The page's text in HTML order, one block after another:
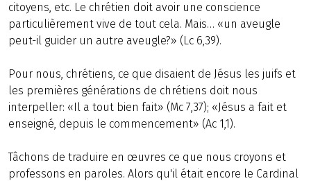
citoyens, etc. Le chrétien doit avoir une conscience
particulièrement vive de tout cela. Mais… «un aveugle
peut-il guider un autre aveugle?» (Lc 6,39).
Pour nous, chrétiens, ce que disaient de Jésus les juifs et
les premières générations de chrétiens doit nous
interpeller: «Il a tout bien fait» (Mc 7,37); «Jésus a fait et
enseigné, depuis le commencement» (Ac 1,1).
Tâchons de traduire en œuvres ce que nous croyons et
professons en paroles. Alors qu'il était encore le Cardinal